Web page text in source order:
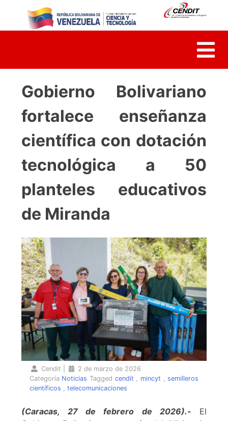
content
Gobierno Bolivariano
fortalece enseñanza
científica con dotación
tecnológica a 50
planteles educativos
de Miranda
Cendit
2 de marzo de 2026
Categoría Noticias Tagged cendit mincyt ,semilleros
científicos
telecomunicaciones
(Caracas, 27 de febrero de 2026).- El